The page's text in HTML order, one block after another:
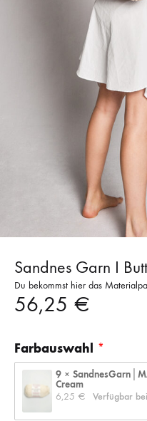
Sandnes Garn I
Du bekommst hier das
56,25 €
Farbauswahl
9 ×
Cream
6,25 € Verfügbar